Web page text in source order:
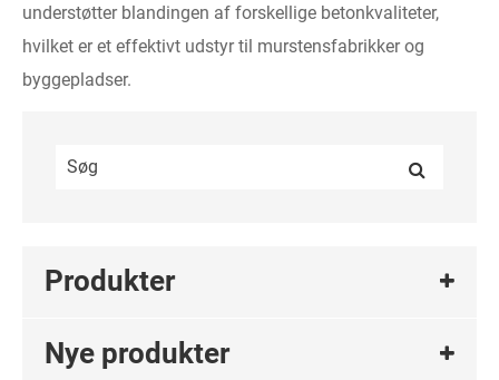
understøtter blandingen af ​​forskellige betonkvaliteter,
hvilket er et effektivt udstyr til murstensfabrikker og
byggepladser.
Produkter
Nye produkter